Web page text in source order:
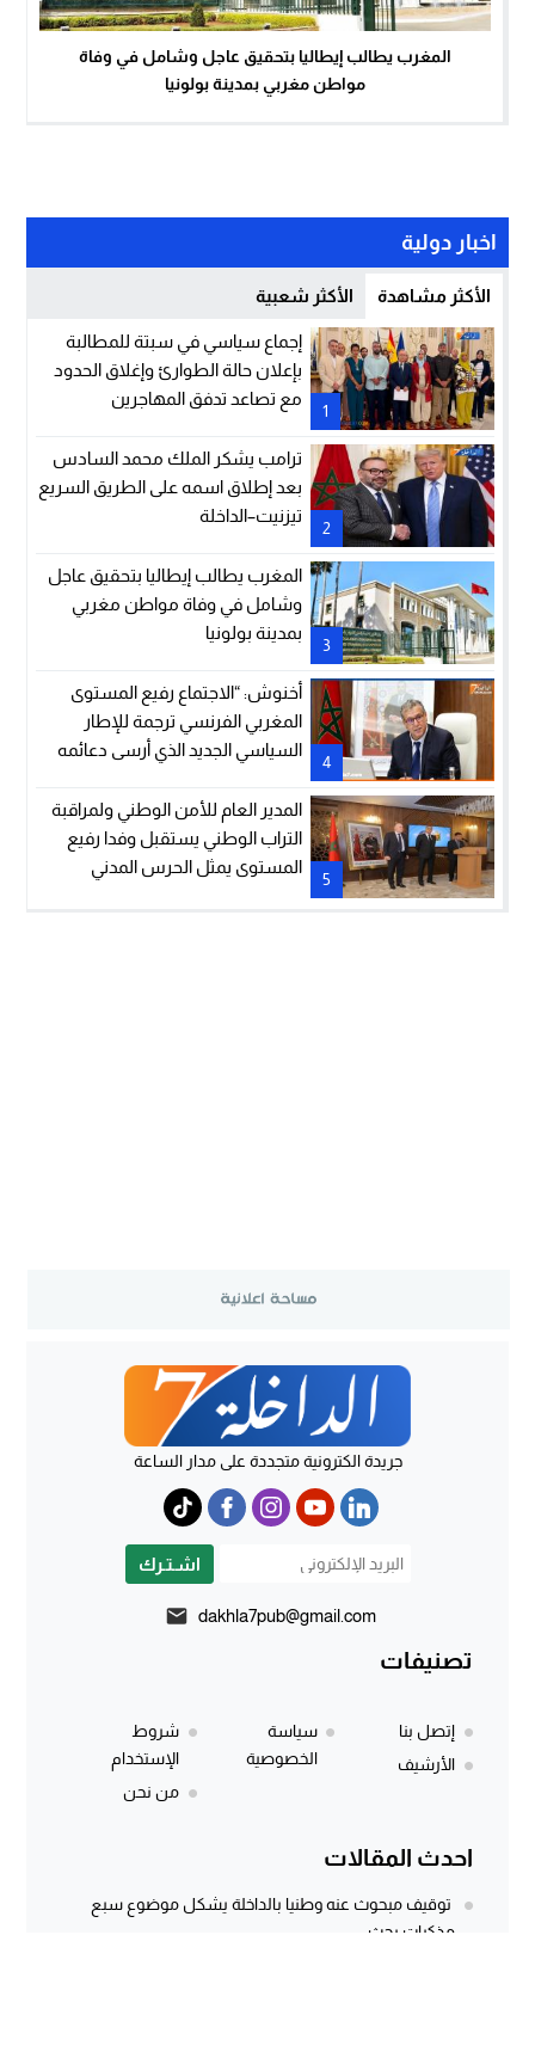
المغرب يطالب إيطاليا بتحقيق عاجل وشامل في وفاة
مواطن مغربي بمدينة بولونيا
اخبار دولية
الأكثر مشاهدة الأكثر شعبية
1
إجماع سياسي في سبتة للمطالبة
بإعلان حالة الطوارئ وإغلاق الحدود
مع تصاعد تدفق المهاجرين
2
ترامب يشكر الملك محمد السادس
بعد إطلاق اسمه على الطريق السريع
تيزنيت–الداخلة
3
المغرب يطالب إيطاليا بتحقيق عاجل
وشامل في وفاة مواطن مغربي
بمدينة بولونيا
4
أخنوش: “الاجتماع رفيع المستوى
المغربي الفرنسي ترجمة للإطار
السياسي الجديد الذي أرسى دعائمه
ماكرون”
5
المدير العام للأمن الوطني ولمراقبة
التراب الوطني يستقبل وفدا رفيع
المستوى يمثل الحرس المدني
جريدة الكترونية متجددة على مدار الساعة
اشـتـرك
dakhla7pub@gmail.com
تصنيفات
إتصل بنا
الأرشيف
سياسة
الخصوصية
شروط
الإستخدام
من نحن
احدث المقالات
توقيف مبحوث عنه وطنيا بالداخلة يشكل موضوع سبع
مذكرات بحث